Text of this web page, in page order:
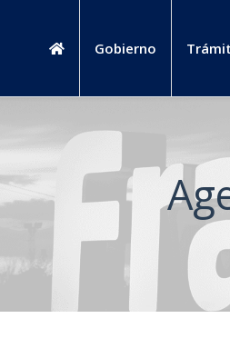
Gobierno